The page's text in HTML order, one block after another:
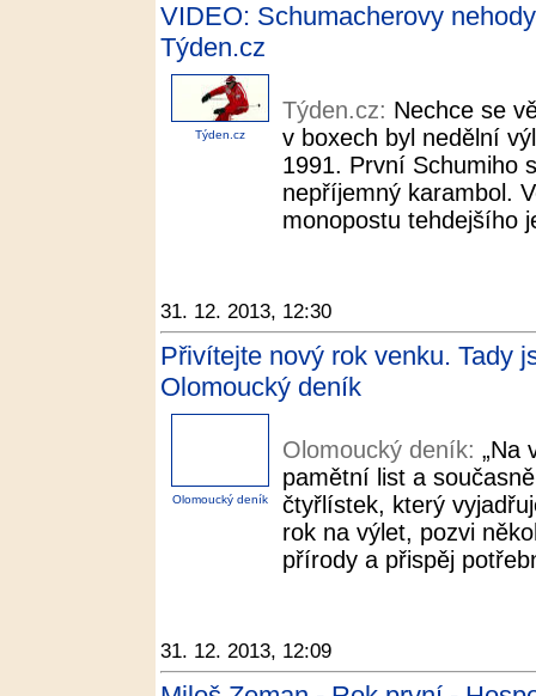
VIDEO: Schumacherovy
Týden.cz
Týden.cz
Týden.cz: Nechce se
v boxech byl nedělní
1991. První Schumiho
nepříjemný karambol.
monopostu tehdejšího
31. 12. 2013, 12:30
Přivítejte nový rok venku. Tady
Olomoucký deník
Olomoucký deník
Olomoucký deník: „Na
pamětní list a
čtyřlístek, který
rok na výlet, pozvi
přírody a přispěj
31. 12. 2013, 12:09